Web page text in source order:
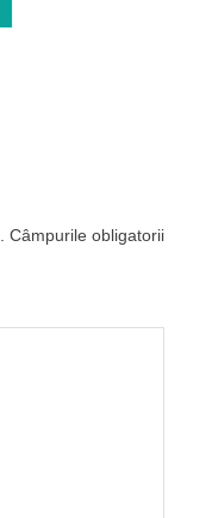
Câmpurile obligatorii